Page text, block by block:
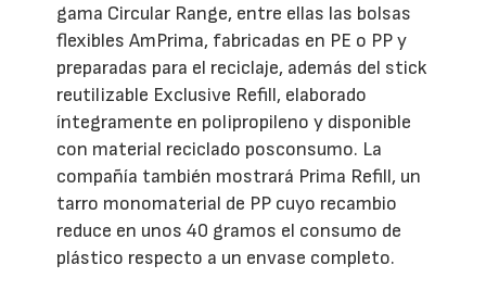
gama Circular Range, entre ellas las bolsas
flexibles AmPrima, fabricadas en PE o PP y
preparadas para el reciclaje, además del stick
reutilizable Exclusive Refill, elaborado
íntegramente en polipropileno y disponible
con material reciclado posconsumo. La
compañía también mostrará Prima Refill, un
tarro monomaterial de PP cuyo recambio
reduce en unos 40 gramos el consumo de
plástico respecto a un envase completo.